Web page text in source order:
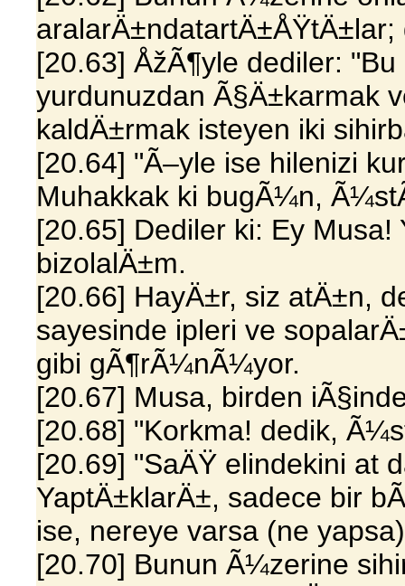
[20.63] ÅžÃ¶yle dediler:
yurdunuzdan Ã§Ä±karmak
kaldÄ±rmak isteyen iki
[20.64] "Ã–yle ise hilenizi
Muhakkak ki bugÃ¼n,
[20.65] Dediler ki: Ey
bizolalÄ±m.
[20.66] HayÄ±r, siz atÄ±n,
sayesinde ipleri ve
gibi gÃ¶rÃ¼nÃ¼yor.
[20.67] Musa, birden
[20.68] "Korkma! dedik,
[20.69] "SaÄŸ elindekini at
YaptÄ±klarÄ±, sadece bir
ise, nereye varsa (ne
[20.70] Bunun Ã¼zerine